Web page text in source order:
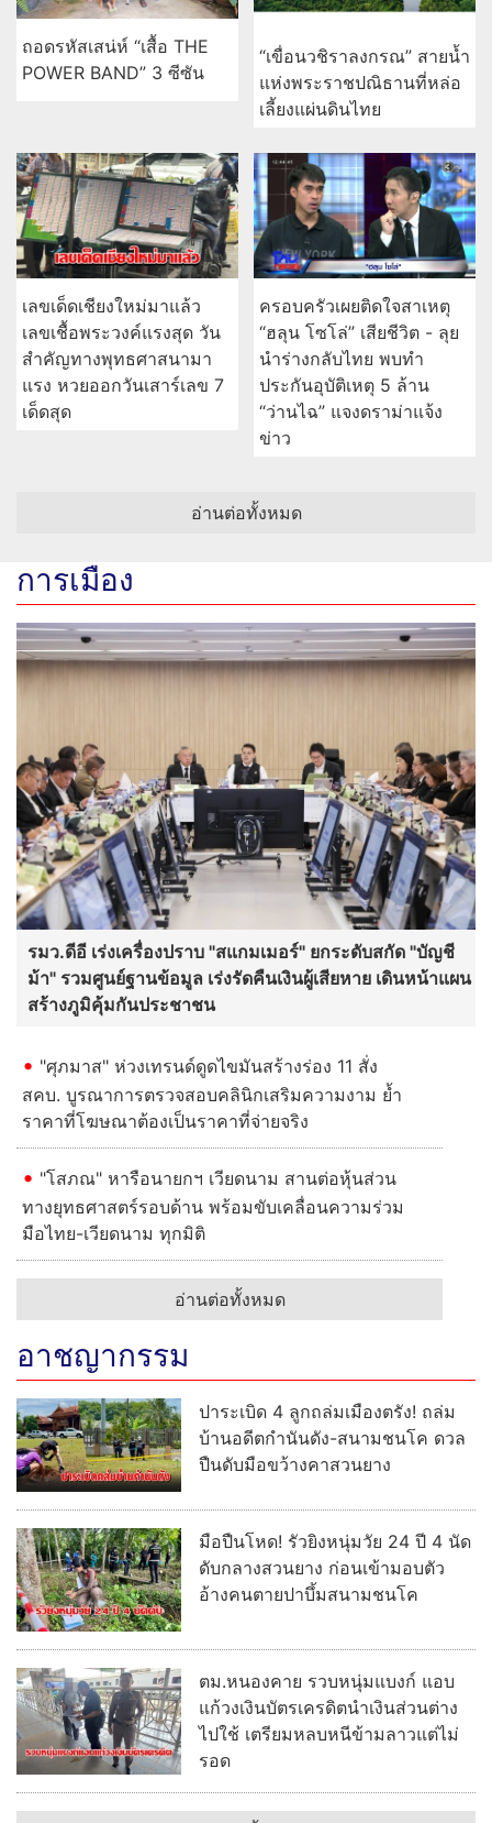
ถอดรหัสเสน่ห์ “เสื้อ THE
POWER BAND” 3 ซีซัน
“เขื่อนวชิราลงกรณ” สายน้ำ
แห่งพระราชปณิธานที่หล่อ
เลี้ยงแผ่นดินไทย
เลขเด็ดเชียงใหม่มาแล้ว
เลขเชื้อพระวงค์แรงสุด วัน
สำคัญทางพุทธศาสนามา
แรง หวยออกวันเสาร์เลข 7
เด็ดสุด
ครอบครัวเผยติดใจสาเหตุ
“ฮลุน โซโล่” เสียชีวิต - ลุย
นำร่างกลับไทย พบทำ
ประกันอุบัติเหตุ 5 ล้าน
“ว่านไฉ” แจงดราม่าแจ้ง
ข่าว
อ่านต่อทั้งหมด
การเมือง
รมว.ดีอี เร่งเครื่องปราบ "สแกมเมอร์" ยกระดับสกัด "บัญชี
ม้า" รวมศูนย์ฐานข้อมูล เร่งรัดคืนเงินผู้เสียหาย เดินหน้าแผน
สร้างภูมิคุ้มกันประชาชน
"ศุภมาส" ห่วงเทรนด์ดูดไขมันสร้างร่อง 11 สั่ง
สคบ. บูรณาการตรวจสอบคลินิกเสริมความงาม ย้ำ
ราคาที่โฆษณาต้องเป็นราคาที่จ่ายจริง
"โสภณ" หารือนายกฯ เวียดนาม สานต่อหุ้นส่วน
ทางยุทธศาสตร์รอบด้าน พร้อมขับเคลื่อนความร่วม
มือไทย-เวียดนาม ทุกมิติ
อ่านต่อทั้งหมด
อาชญากรรม
ปาระเบิด 4 ลูกถล่มเมืองตรัง! ถล่ม
บ้านอดีตกำนันดัง-สนามชนโค ดวล
ปืนดับมือขว้างคาสวนยาง
มือปืนโหด! รัวยิงหนุ่มวัย 24 ปี 4 นัด
ดับกลางสวนยาง ก่อนเข้ามอบตัว
อ้างคนตายปาบึ้มสนามชนโค
ตม.หนองคาย รวบหนุ่มแบงก์ แอบ
แก้วงเงินบัตรเครดิตนำเงินส่วนต่าง
ไปใช้ เตรียมหลบหนีข้ามลาวแต่ไม่
รอด